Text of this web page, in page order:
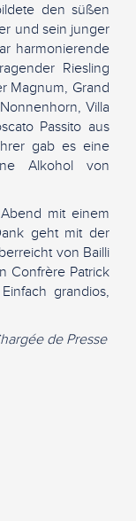
den süßen
und sein junger
harmonierende
Riesling
Magnum, Grand
Villa
Passito aus
gab es eine
Alkohol von
mit einem
geht mit der
von Bailli
Confrère Patrick
grandios,
de Presse